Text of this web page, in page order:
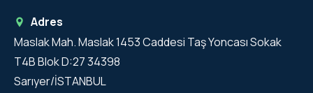
Adres
Maslak Mah. Maslak 1453 Caddesi Taş Yoncası Sokak
T4B Blok D:27 34398
Sarıyer/İSTANBUL